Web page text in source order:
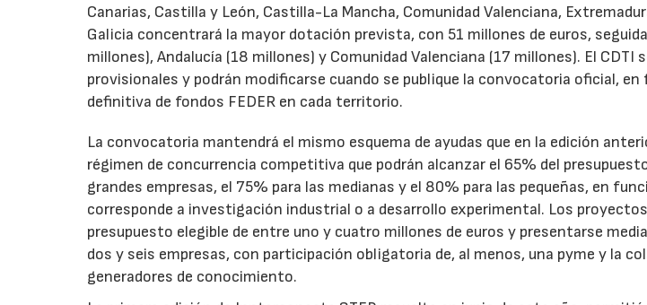
Canarias, Castilla y León, Castilla-La Mancha, Comunidad Valenciana,
Galicia concentrará la mayor dotación prevista, con 51 millones de euros,
millones), Andalucía (18 millones) y Comunidad Valenciana (17 millones). El
provisionales y podrán modificarse cuando se publique la convocatoria oficial, en
definitiva de fondos FEDER en cada territorio.
La convocatoria mantendrá el mismo esquema de ayudas que en la edición
régimen de concurrencia competitiva que podrán alcanzar el 65% del
grandes empresas, el 75% para las medianas y el 80% para las pequeñas, en
corresponde a investigación industrial o a desarrollo experimental. Los
presupuesto elegible de entre uno y cuatro millones de euros y presentarse
dos y seis empresas, con participación obligatoria de, al menos, una pyme y la
generadores de conocimiento.